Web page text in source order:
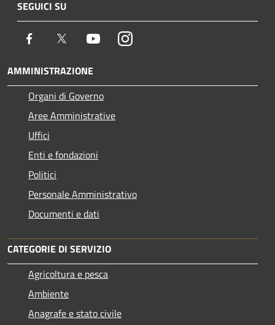
SEGUICI SU
Facebook Twitter YoutubeInstagram
AMMINISTRAZIONE
Organi di Governo
Aree Amministrative
Uffici
Enti e fondazioni
Politici
Personale Amministrativo
Documenti e dati
CATEGORIE DI SERVIZIO
Agricoltura e pesca
Ambiente
Anagrafe e stato civile